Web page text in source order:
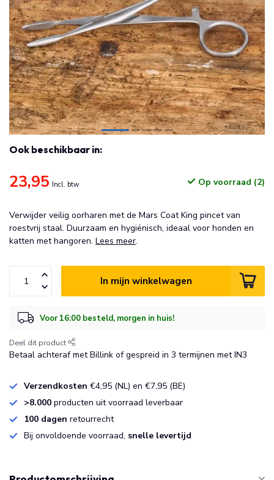
Ook beschikbaar in:
23,95 Incl. btw Op voorraad (2)
Verwijder veilig oorharen met de Mars Coat King pincet van
roestvrij staal. Duurzaam en hygiënisch, ideaal voor honden en
katten met hangoren. Lees meer.
In mijn winkelwagen
Voor 16:00 besteld, morgen in huis!
Deel dit product
Betaal achteraf met Billink of gespreid in 3 termijnen met IN3
Verzendkosten €4,95 (NL) en €7,95 (BE)
>8.000 producten uit voorraad leverbaar
100 dagen retourrecht
Bij onvoldoende voorraad, snelle levertijd